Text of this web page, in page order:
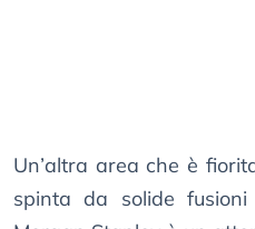
Un’altra area che è
spinta da solide